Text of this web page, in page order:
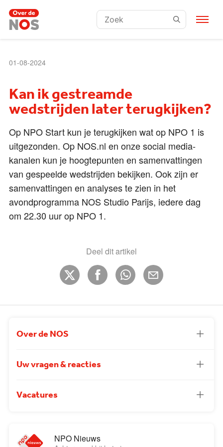
Zoeken:
01-08-2024
Kan ik gestreamde
wedstrijden later terugkijken?
Op NPO Start kun je terugkijken wat op NPO 1 is
uitgezonden. Op NOS.nl en onze social media-
kanalen kun je hoogtepunten en samenvattingen
van gespeelde wedstrijden bekijken. Ook zijn er
samenvattingen en analyses te zien in het
avondprogramma NOS Studio Parijs, iedere dag
om 22.30 uur op NPO 1.
Deel dit artikel
Over de NOS
Uw vragen & reacties
Vacatures
NPO Nieuws